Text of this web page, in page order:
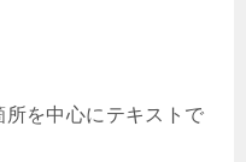
を中心にテキストで